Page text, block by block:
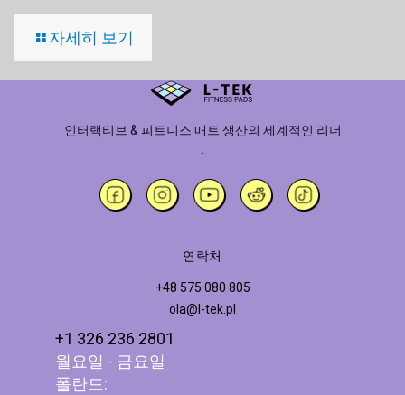
자세히 보기
인터랙티브 & 피트니스 매트 생산의 세계적인 리더
연락처
+48 575 080 805
ola@l-tek.pl
+1 326 236 2801
월요일 - 금요일
폴란드: